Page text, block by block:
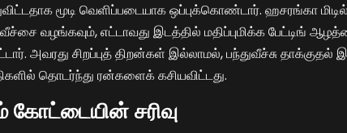
மூடி வெளிப்படையாக ஒப்புக்கொண்டார். ஹசரங்கா
வழங்கவும், எட்டாவது இடத்தில் மதிப்புமிக்க பேட்டிங்
அவரது சிறப்புத் திறன்கள் இல்லாமல், பந்துவீச்சு
தொடர்ந்து ரன்களைக் கசியவிட்டது.
சரிவு